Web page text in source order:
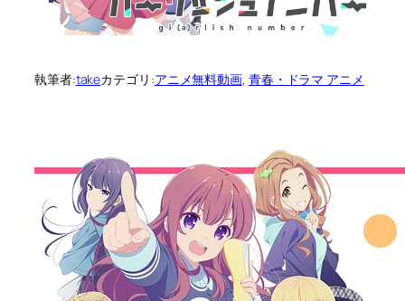
執筆者:takeカテゴリ:アニメ無料動画, 青春・ドラマ アニメ